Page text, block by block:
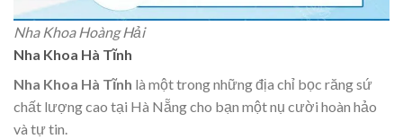
Nha Khoa Hoàng Hải
Nha Khoa Hà Tĩnh
Nha Khoa Hà Tĩnh là một trong những địa chỉ bọc răng sứ
chất lượng cao tại Hà Nẵng cho bạn một nụ cười hoàn hảo
và tự tin.